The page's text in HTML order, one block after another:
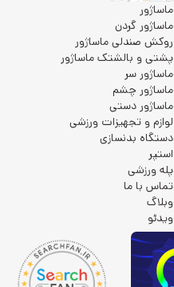
ماساژور
ماساژور گردن
روکش صندلی ماساژور
پشتی و بالشتک ماساژور
ماساژور سر
ماساژور چشم
ماساژور دستی
لوازم و تجهیزات ورزشی
دستگاه بدنسازی
استپر
پله ورزشی
تماس با ما
وبلاگ
ویدئو